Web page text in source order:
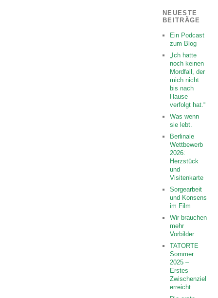
NEUESTE
BEITRÄGE
Ein Podcast
zum Blog
„Ich hatte
noch keinen
Mordfall, der
mich nicht
bis nach
Hause
verfolgt hat.“
Was wenn
sie lebt.
Berlinale
Wettbewerb
2026:
Herzstück
und
Visitenkarte
Sorgearbeit
und Konsens
im Film
Wir brauchen
mehr
Vorbilder
TATORTE
Sommer
2025 –
Erstes
Zwischenziel
erreicht